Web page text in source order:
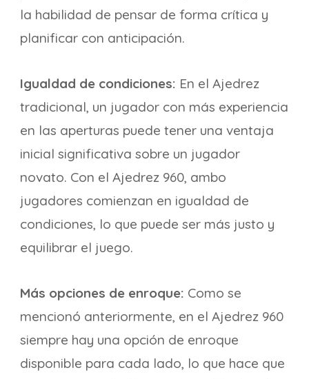
la habilidad de pensar de forma crítica y
planificar con anticipación.
Igualdad de condiciones: En el Ajedrez
tradicional, un jugador con más experiencia
en las aperturas puede tener una ventaja
inicial significativa sobre un jugador
novato. Con el Ajedrez 960, ambo
jugadores comienzan en igualdad de
condiciones, lo que puede ser más justo y
equilibrar el juego.
Más opciones de enroque: Como se
mencionó anteriormente, en el Ajedrez 960
siempre hay una opción de enroque
disponible para cada lado, lo que hace que